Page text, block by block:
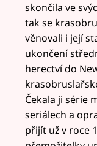
skončila ve
tak se
věnovali i její
ukončení
herectví do
Čekala ji série
seriálech a
přijít už v roce